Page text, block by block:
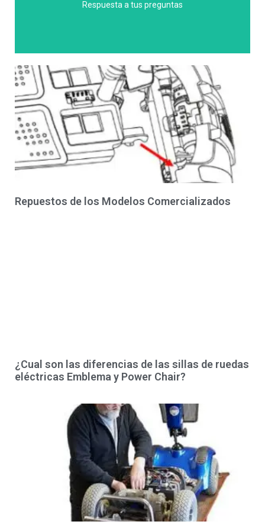
Respuesta a tus preguntas
Repuestos de los Modelos Comercializados
¿Cual son las diferencias de las sillas de ruedas
eléctricas Emblema y Power Chair?